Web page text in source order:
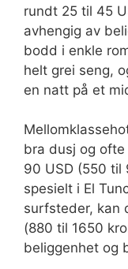
rundt 25 til 45
avhengig av
bodd i enkle
helt grei seng,
en natt på et
bra dusj og
90 USD (550 til
spesielt i El
surfsteder, kan
(880 til 1650
beliggenhet og